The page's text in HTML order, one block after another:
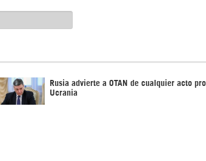
Rusia advierte a OTAN de cualquier acto
Ucrania